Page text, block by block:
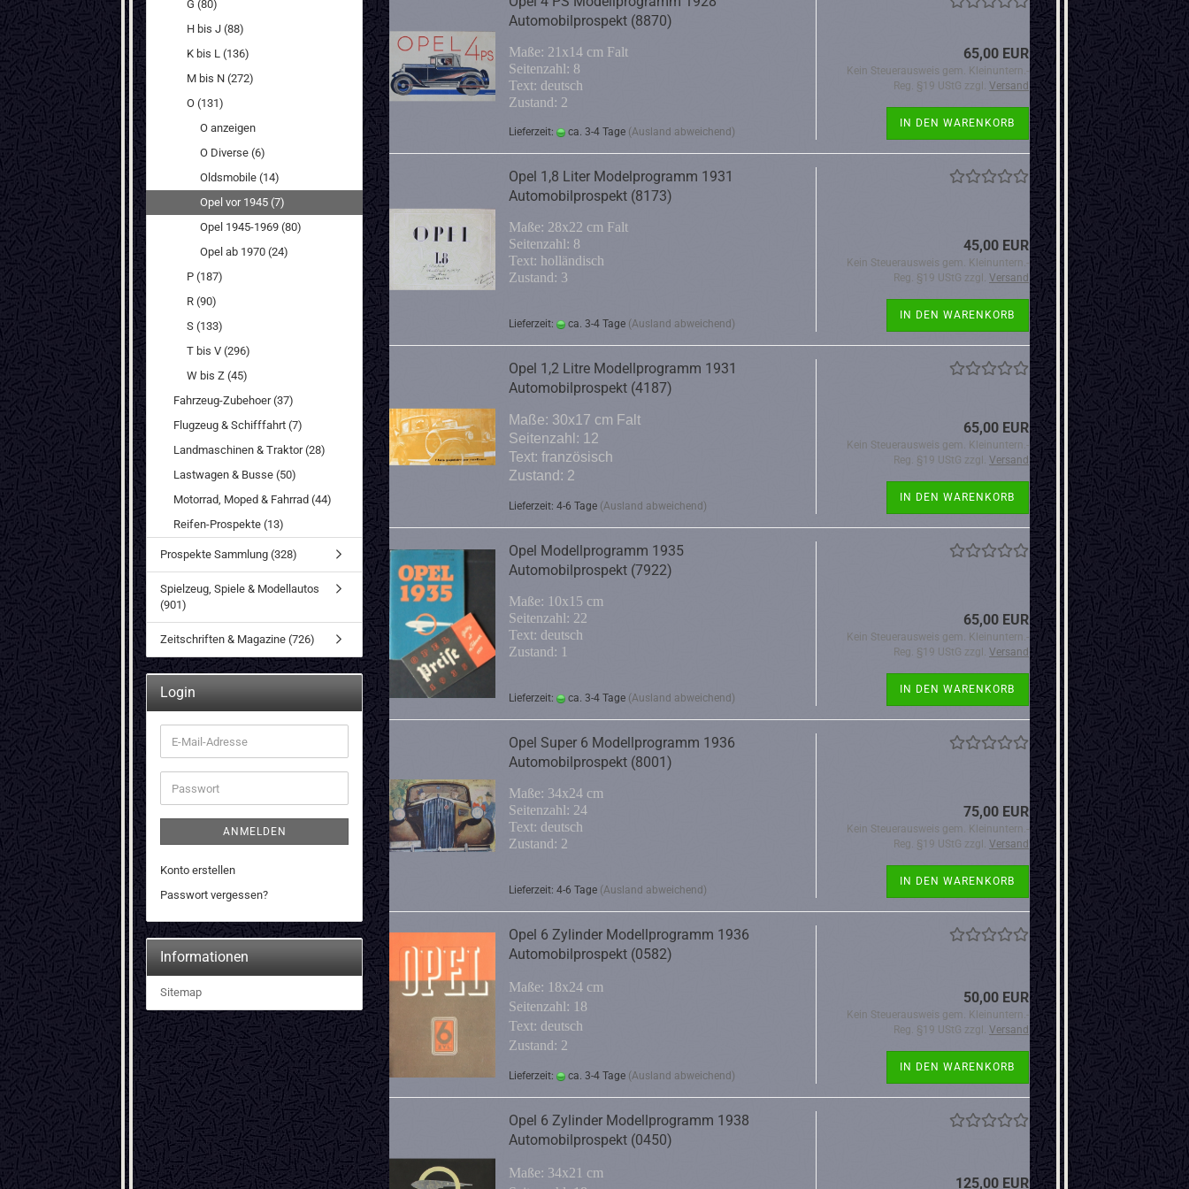
Automobilprospekt (8870)
Maße: 21x14 cm Falt
Seitenzahl: 8
Text: deutsch
Zustand: 2
Lieferzeit: ca. 3-4 Tage (Ausland abweichend)
65,00 EUR
Kein Steuerausweis gem. Kleinuntern.-
Reg. §19 UStG zzgl. Versand
IN DEN WARENKORB
Opel 1,8 Liter Modelprogramm 1931
Automobilprospekt (8173)
Maße: 28x22 cm Falt
Seitenzahl: 8
Text: holländisch
Zustand: 3
Lieferzeit: ca. 3-4 Tage (Ausland abweichend)
45,00 EUR
Kein Steuerausweis gem. Kleinuntern.-
Reg. §19 UStG zzgl. Versand
IN DEN WARENKORB
Opel 1,2 Litre Modellprogramm 1931
Automobilprospekt (4187)
Maße: 30x17 cm Falt
Seitenzahl: 12
Text: französisch
Zustand: 2
Lieferzeit: 4-6 Tage (Ausland abweichend)
65,00 EUR
Kein Steuerausweis gem. Kleinuntern.-
Reg. §19 UStG zzgl. Versand
IN DEN WARENKORB
Opel Modellprogramm 1935
Automobilprospekt (7922)
Maße: 10x15 cm
Seitenzahl: 22
Text: deutsch
Zustand: 1
Lieferzeit: ca. 3-4 Tage (Ausland abweichend)
65,00 EUR
Kein Steuerausweis gem. Kleinuntern.-
Reg. §19 UStG zzgl. Versand
IN DEN WARENKORB
Opel Super 6 Modellprogramm 1936
Automobilprospekt (8001)
Maße: 34x24 cm
Seitenzahl: 24
Text: deutsch
Zustand: 2
Lieferzeit: 4-6 Tage (Ausland abweichend)
75,00 EUR
Kein Steuerausweis gem. Kleinuntern.-
Reg. §19 UStG zzgl. Versand
IN DEN WARENKORB
Opel 6 Zylinder Modellprogramm 1936
Automobilprospekt (0582)
Maße: 18x24 cm
Seitenzahl: 18
Text: deutsch
Zustand: 2
Lieferzeit: ca. 3-4 Tage (Ausland abweichend)
50,00 EUR
Kein Steuerausweis gem. Kleinuntern.-
Reg. §19 UStG zzgl. Versand
IN DEN WARENKORB
Opel 6 Zylinder Modellprogramm 1938
Automobilprospekt (0450)
Maße: 34x21 cm
125,00 EUR
G (80)
H bis J (88)
K bis L (136)
M bis N (272)
O (131)
O anzeigen
O Diverse (6)
Oldsmobile (14)
Opel vor 1945 (7)
Opel 1945-1969 (80)
Opel ab 1970 (24)
P (187)
R (90)
S (133)
T bis V (296)
W bis Z (45)
Fahrzeug-Zubehoer (37)
Flugzeug & Schifffahrt (7)
Landmaschinen & Traktor (28)
Lastwagen & Busse (50)
Motorrad, Moped & Fahrrad (44)
Reifen-Prospekte (13)
Prospekte Sammlung (328)
Spielzeug, Spiele & Modellautos
(901)
Zeitschriften & Magazine (726)
Login
E-
Mail-
Adresse
Passwort
ANMELDEN
Konto erstellen
Passwort vergessen?
Informationen
Sitemap